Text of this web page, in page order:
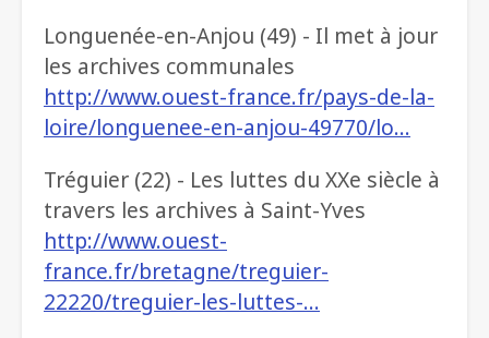
Longuenée-en-Anjou (49) - Il met à jour
les archives communales
http://www.ouest-france.fr/pays-de-la-
loire/longuenee-en-anjou-49770/lo…
Tréguier (22) - Les luttes du XXe siècle à
travers les archives à Saint-Yves
http://www.ouest-
france.fr/bretagne/treguier-
22220/treguier-les-luttes-…